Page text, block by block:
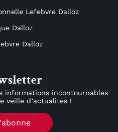
Lefebvre Dalloz
Dalloz
Dalloz
informations incontournables
veille d’actualités !